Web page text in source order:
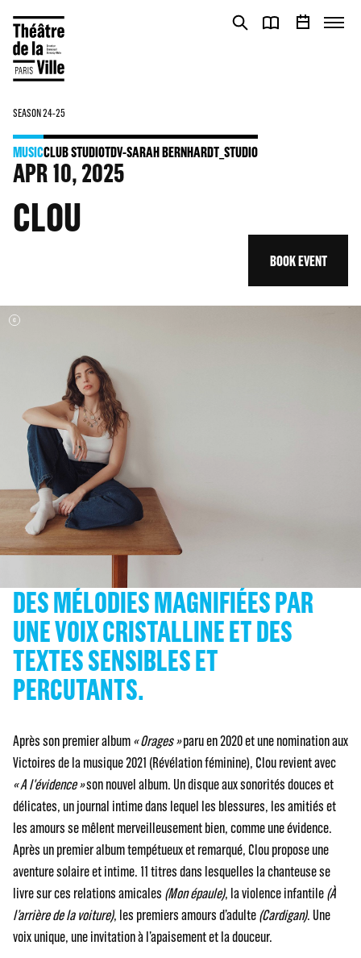
SEASON 24-25
MUSICCLUB STUDIOTDV-SARAH BERNHARDT_STUDIO
APR10, 2025
CLOU
BOOK EVENT
DES MÉLODIES MAGNIFIÉES PAR
UNE VOIX CRISTALLINE ET DES
TEXTES SENSIBLES ET
PERCUTANTS.
Après son premier album« Orages »paru en 2020 et une nomination aux
Victoires de la musique 2021 (Révélation féminine), Clou revient avec
« A l'évidence »son nouvel album. Un disque aux sonorités douces et
délicates, un journal intime dans lequel les blessures, les amitiés et
les amours se mêlent merveilleusement bien, comme une évidence.
Après un premier album tempétueux et remarqué, Clou propose une
aventure solaire et intime. 11 titres dans lesquelles la chanteuse se
livre sur ces relations amicales (Mon épaule), la violence infantile(À
l’arrière de la voiture), les premiers amours d’adulte(Cardigan). Une
voix unique, une invitation à l’apaisement et la douceur.